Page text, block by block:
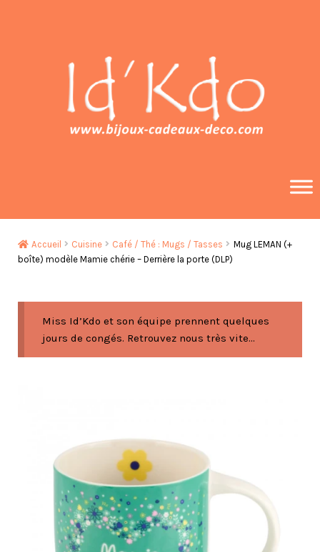
Accueil Cuisine Café / Thé : Mugs / Tasses
Mug LEMAN (+
boîte) modèle Mamie chérie – Derrière la porte (DLP)
Miss Id’Kdo et son équipe prennent quelques
jours de congés. Retrouvez nous très vite...